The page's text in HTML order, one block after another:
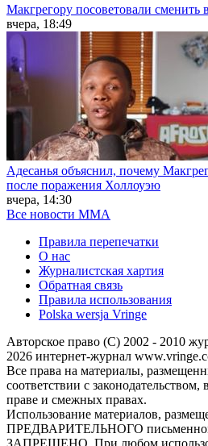
Макгрегору посоветовали сменить
вчера, 18:49
Адесанья объяснил, почему
после поражения Холлоуэю
вчера, 14:30
Все новости MMA
Правила перепечатки
О нас
Журналистская хартия
Обратная связь
Правила использования
Polska wersja Vringe
Авторское право (С) 2002 - 2010
2026 интернет-журнал
Все права на материалы,
соответствии с
праве и смежных правах.
Использование материалов,
ПРЕДВАРИТЕЛЬНОГО
ЗАПРЕЩЕНО. При любом